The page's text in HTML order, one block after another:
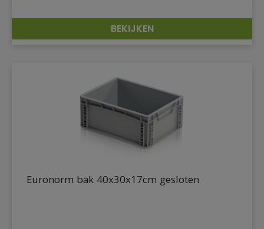
DETAILS
BEKIJKEN
Euronorm bak 40x30x17cm gesloten